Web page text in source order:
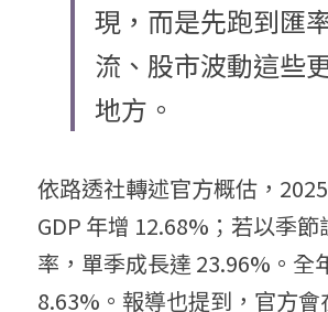
現，而是先跑到匯
流、股市波動這些
地方。
依路透社轉述官方概估，
GDP 年增 12.68%；若以季
率，單季成長達 23.96%。全
8.63%。報導也提到，官方會